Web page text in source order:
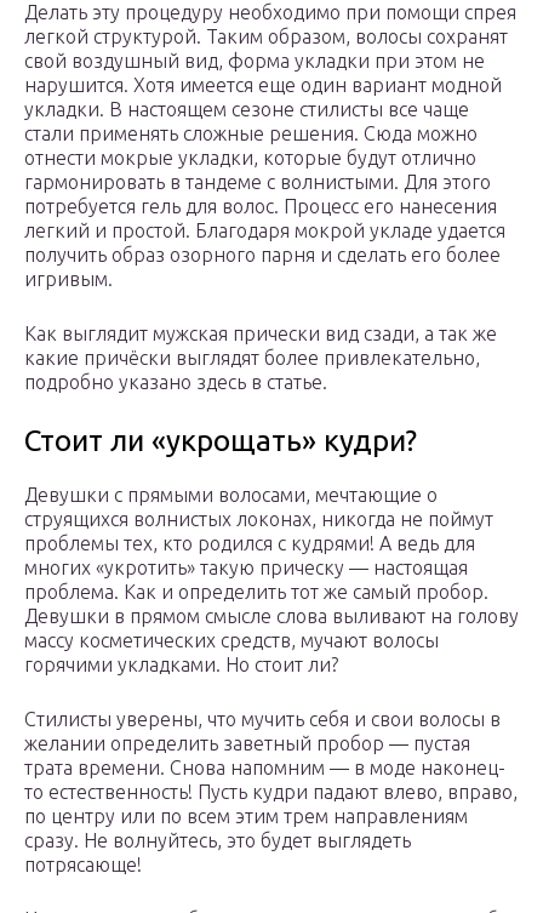
Делать эту процедуру необходимо при помощи спрея
легкой структурой. Таким образом, волосы сохранят
свой воздушный вид, форма укладки при этом не
нарушится. Хотя имеется еще один вариант модной
укладки. В настоящем сезоне стилисты все чаще
стали применять сложные решения. Сюда можно
отнести мокрые укладки, которые будут отлично
гармонировать в тандеме с волнистыми. Для этого
потребуется гель для волос. Процесс его нанесения
легкий и простой. Благодаря мокрой укладе удается
получить образ озорного парня и сделать его более
игривым.
Как выглядит мужская прически вид сзади, а так же
какие причёски выглядят более привлекательно,
подробно указано здесь в статье.
Стоит ли «укрощать» кудри?
Девушки с прямыми волосами, мечтающие о
струящихся волнистых локонах, никогда не поймут
проблемы тех, кто родился с кудрями! А ведь для
многих «укротить» такую прическу — настоящая
проблема. Как и определить тот же самый пробор.
Девушки в прямом смысле слова выливают на голову
массу косметических средств, мучают волосы
горячими укладками. Но стоит ли?
Стилисты уверены, что мучить себя и свои волосы в
желании определить заветный пробор — пустая
трата времени. Снова напомним — в моде наконец-
то естественность! Пусть кудри падают влево, вправо,
по центру или по всем этим трем направлениям
сразу. Не волнуйтесь, это будет выглядеть
потрясающе!